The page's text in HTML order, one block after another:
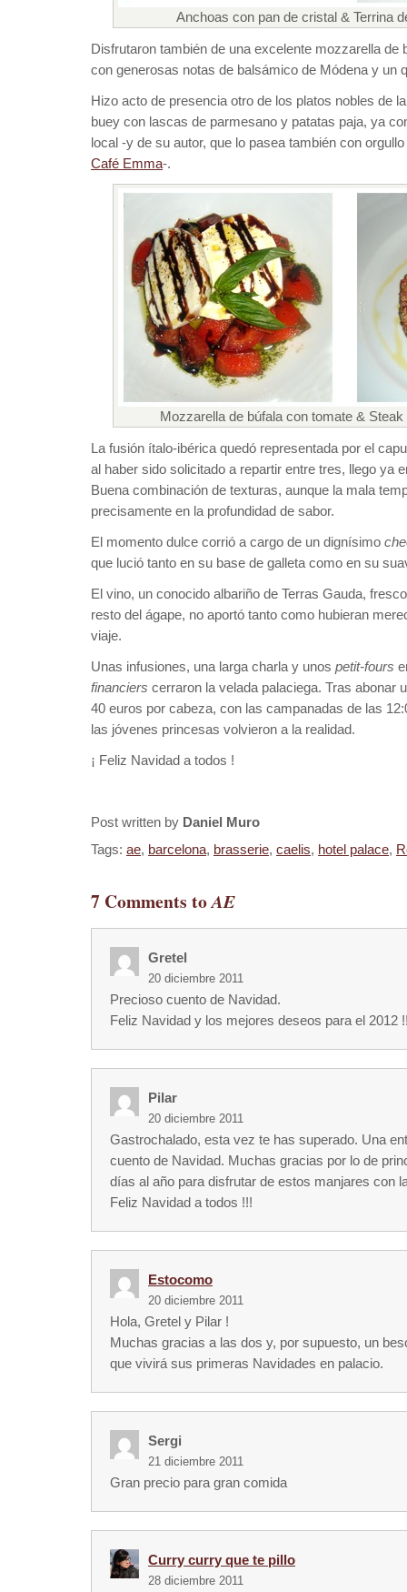
Anchoas con pan de cristal & Terrina
Disfrutaron también de una excelente mozzarella de
con generosas notas de balsámico de Módena y un
Hizo acto de presencia otro de los platos nobles de
buey con lascas de parmesano y patatas paja, ya
local -y de su autor, que lo pasea también con
Café Emma-.
Mozzarella de búfala con tomate &
La fusión ítalo-ibérica quedó representada por el
al haber sido solicitado a repartir entre tres, llego ya
Buena combinación de texturas, aunque la mala
precisamente en la profundidad de sabor.
El momento dulce corrió a cargo de un dignísimo
que lució tanto en su base de galleta como en su
El vino, un conocido albariño de Terras Gauda,
resto del ágape, no aportó tanto como hubieran
viaje.
Unas infusiones, una larga charla y unos petit-fours
financiers cerraron la velada palaciega. Tras abonar
40 euros por cabeza, con las campanadas de las
las jóvenes princesas volvieron a la realidad.
¡ Feliz Navidad a todos !
Post written by Daniel Muro
Tags: ae, barcelona, brasserie, caelis, hotel palace,
7 Comments toAE
Gretel
20 diciembre 2011
Precioso cuento de Navidad.
Feliz Navidad y los mejores deseos para el 2012
Pilar
20 diciembre 2011
Gastrochalado, esta vez te has superado. Una
cuento de Navidad. Muchas gracias por lo de
días al año para disfrutar de estos manjares con
Feliz Navidad a todos !!!
Estocomo
20 diciembre 2011
Hola, Gretel y Pilar !
Muchas gracias a las dos y, por supuesto, un
que vivirá sus primeras Navidades en palacio.
Sergi
21 diciembre 2011
Gran precio para gran comida
Curry curry que te pillo
28 diciembre 2011